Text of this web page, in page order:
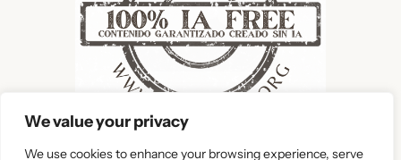
We value your privacy
We use cookies to enhance your browsing experience, serve